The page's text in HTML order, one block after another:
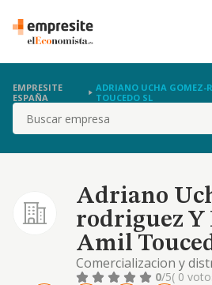
EMPRESITE
ESPAÑA
ADRIANO UCHA GOMEZ-
TOUCEDO SL
Buscar
Adriano
rodriguez Y
Amil
Comercializacion y
0/5( 0